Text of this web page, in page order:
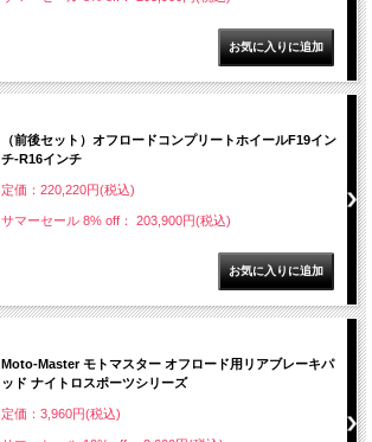
（前後セット）オフロードコンプリートホイールF19イン
チ-R16インチ
定価：220,220円(税込)
サマーセール 8% off： 203,900円(税込)
Moto-Master モトマスター オフロード用リアブレーキパ
ッド ナイトロスポーツシリーズ
定価：3,960円(税込)